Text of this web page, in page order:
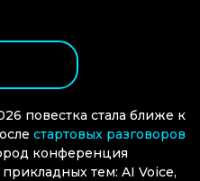
повестка стала ближе к
стартовых разговоров
конференция
тем: AI Voice,